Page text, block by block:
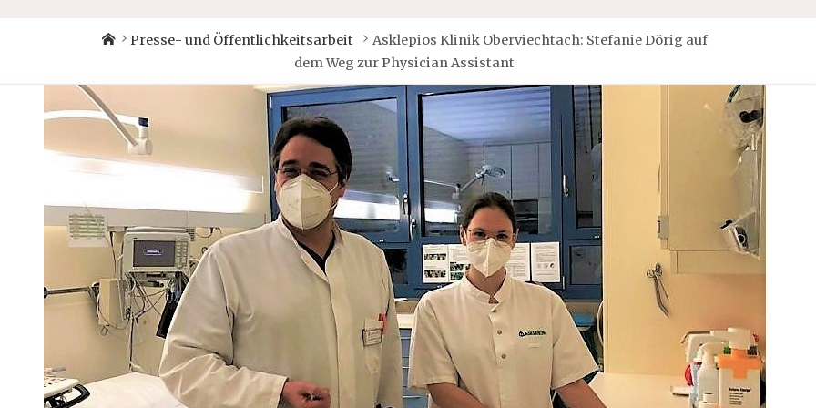
Home
Presse- und Öffentlichkeitsarbeit
Asklepios Klinik Oberviechtach: Stefanie Dörig auf
dem Weg zur Physician Assistant